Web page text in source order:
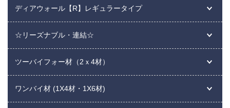
ディアウォール【R】レギュラータイプ
☆リーズナブル・連結☆
ツーバイフォー材（2ｘ4材）
ワンバイ材 (1X4材・1X6材)